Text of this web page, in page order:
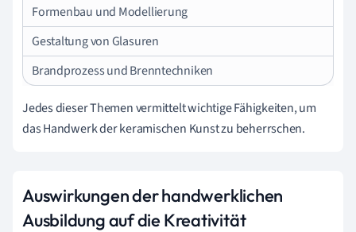
Formenbau und Modellierung
Gestaltung von Glasuren
Brandprozess und Brenntechniken
Jedes dieser Themen vermittelt wichtige Fähigkeiten, um
das Handwerk der keramischen Kunst zu beherrschen.
Auswirkungen der handwerklichen
Ausbildung auf die Kreativität